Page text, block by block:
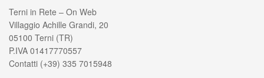
Terni in Rete – On Web
Villaggio Achille Grandi, 20
05100 Terni (TR)
P.IVA 01417770557
Contatti (+39) 335 7015948